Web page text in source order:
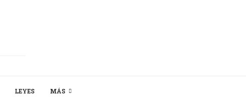
LEYES MÁS